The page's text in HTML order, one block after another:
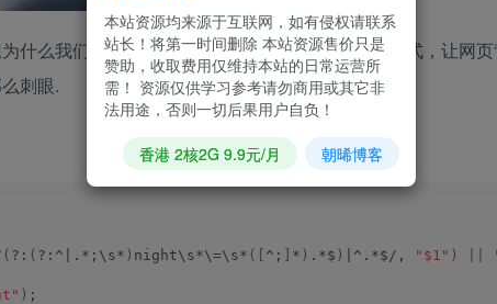
什么我们不能让网站在夜间的时候自动打开夜间模式，让网
刺眼.
( ?: ( ?:^|.*;\s* ) night\s*\=\s* ([ ^; ] * ) .*$ ) |^.*$/, "$1" )
) ;
本站资源均来源于互联网，如有侵权请联系
站长！将第一时间删除 本站资源售价只是
赞助，收取费用仅维持本站的日常运营所
需！ 资源仅供学习参考请勿商用或其它非
法用途，否则一切后果用户自负！
香港 2核2G 9.9元/月 朝晞博客